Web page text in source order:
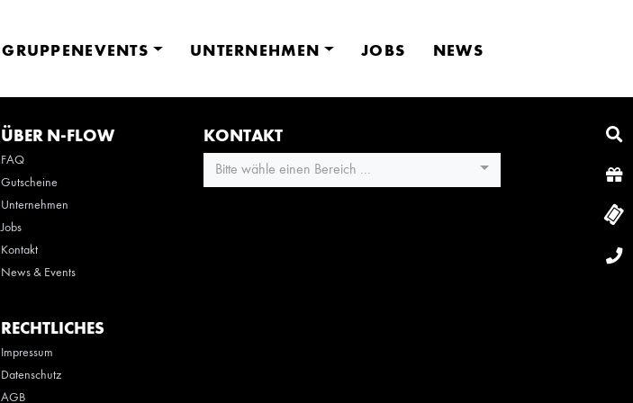
GRUPPENEVENTS UNTERNEHMEN JOBS NEWS
ÜBER N-FLOW
FAQ
Gutscheine
Unternehmen
Jobs
Kontakt
News & Events
RECHTLICHES
Impressum
Datenschutz
AGB
KONTAKT
Bitte wähle einen Bereich ...